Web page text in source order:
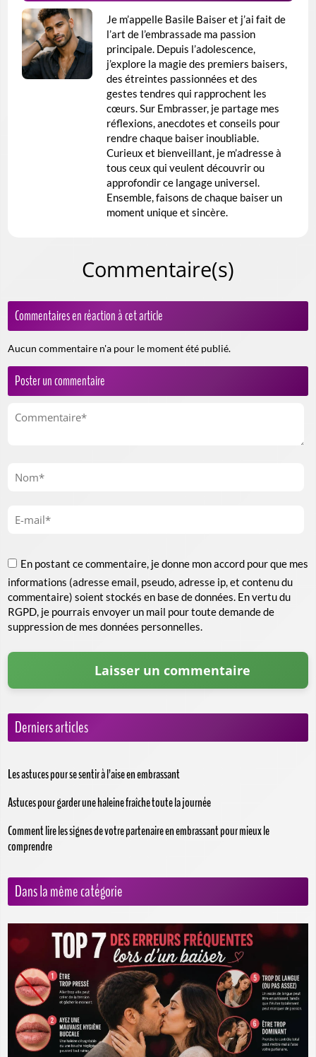
Je m’appelle Basile Baiser et j’ai fait de
l’art de l’embrassade ma passion
principale. Depuis l’adolescence,
j’explore la magie des premiers baisers,
des étreintes passionnées et des
gestes tendres qui rapprochent les
cœurs. Sur Embrasser, je partage mes
réflexions, anecdotes et conseils pour
rendre chaque baiser inoubliable.
Curieux et bienveillant, je m’adresse à
tous ceux qui veulent découvrir ou
approfondir ce langage universel.
Ensemble, faisons de chaque baiser un
moment unique et sincère.
Commentaire(s)
Commentaires en réaction à cet article
Aucun commentaire n'a pour le moment été publié.
Poster un commentaire
En postant ce commentaire, je donne mon accord pour que mes
informations (adresse email, pseudo, adresse ip, et contenu du
commentaire) soient stockés en base de données. En vertu du
RGPD, je pourrais envoyer un mail pour toute demande de
suppression de mes données personnelles.
Derniers articles
Les astuces pour se sentir à l’aise en embrassant
Astuces pour garder une haleine fraîche toute la journée
Comment lire les signes de votre partenaire en embrassant pour mieux le
comprendre
Dans la même catégorie